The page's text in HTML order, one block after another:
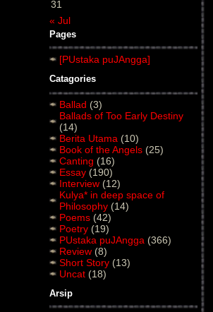
31
« Jul
Pages
[PUstaka puJAngga]
Catagories
Ballad (3)
Ballads of Too Early Destiny
(14)
Berita Utama (10)
Book of the Angels (25)
Canting (16)
Essay (190)
Interview (12)
Kulya* in deep space of
Philosophy (14)
Poems (42)
Poetry (19)
PUstaka puJAngga (366)
Review (8)
Short Story (13)
Uncat (18)
Arsip